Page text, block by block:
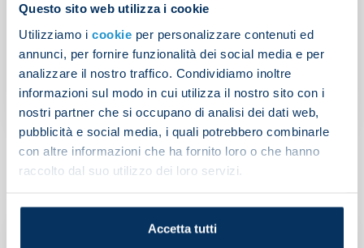
Questo sito web utilizza i cookie
Utilizziamo i cookie per personalizzare contenuti ed
annunci, per fornire funzionalità dei social media e per
analizzare il nostro traffico. Condividiamo inoltre
informazioni sul modo in cui utilizza il nostro sito con i
nostri partner che si occupano di analisi dei dati web,
pubblicità e social media, i quali potrebbero combinarle
con altre informazioni che ha fornito loro o che hanno
raccolto dal suo utilizzo dei loro servizi.
Accetta tutti
Napoli 2-1 Osasuna
NEWS | 05/08/2026